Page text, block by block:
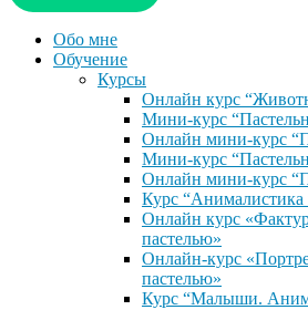
Обо мне
Обучение
Курсы
Онлайн курс
Мини-курс
Онлайн мини-курс
Мини-курс
Онлайн мини-курс
Курс “Анималистика
Онлайн курс
пастелью»
Онлайн-курс
пастелью»
Курс “Малыши.